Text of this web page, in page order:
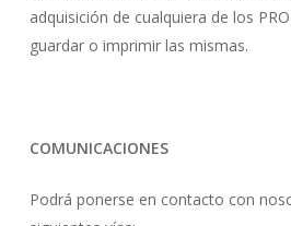
adquisición de cualquiera de los
guardar o imprimir las mismas.
COMUNICACIONES
Podrá ponerse en contacto con